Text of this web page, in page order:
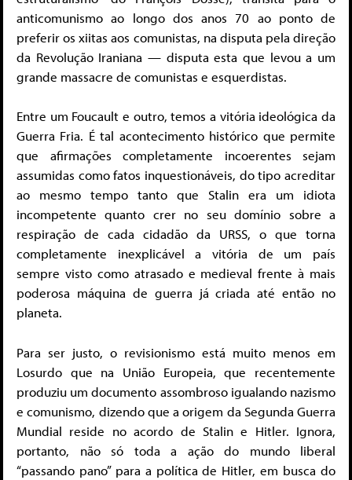
anticomunismo ao longo dos anos 70 ao ponto de
preferir os xiitas aos comunistas, na disputa pela direção
da Revolução Iraniana — disputa esta que levou a um
grande massacre de comunistas e esquerdistas.
Entre um Foucault e outro, temos a vitória ideológica da
Guerra Fria. É tal acontecimento histórico que permite
que afirmações completamente incoerentes sejam
assumidas como fatos inquestionáveis, do tipo acreditar
ao mesmo tempo tanto que Stalin era um idiota
incompetente quanto crer no seu domínio sobre a
respiração de cada cidadão da URSS, o que torna
completamente inexplicável a vitória de um país
sempre visto como atrasado e medieval frente à mais
poderosa máquina de guerra já criada até então no
planeta.
Para ser justo, o revisionismo está muito menos em
Losurdo que na União Europeia, que recentemente
produziu um documento assombroso igualando nazismo
e comunismo, dizendo que a origem da Segunda Guerra
Mundial reside no acordo de Stalin e Hitler. Ignora,
portanto, não só toda a ação do mundo liberal
“passando pano” para a política de Hitler, em busca do